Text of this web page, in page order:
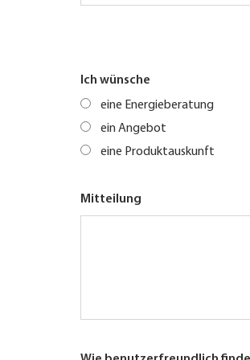
Ich wünsche
eine Energieberatung
ein Angebot
eine Produktauskunft
Mitteilung